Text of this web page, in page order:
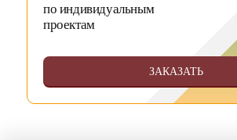
по индивидуальным
проектам
ЗАКАЗАТЬ